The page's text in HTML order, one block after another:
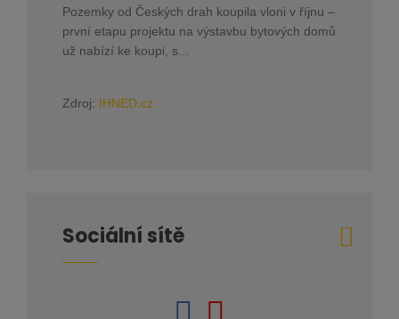
Pozemky od Českých drah koupila vloni v říjnu –
první etapu projektu na výstavbu bytových domů
už nabízí ke koupi, s...
Zdroj: IHNED.cz
Sociální sítě